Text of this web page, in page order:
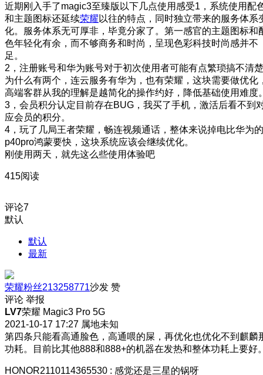
近期刚入手了magic3至臻版以下几点使用感受1，系统使用配
和主题图标还延续荣耀 以往的特点，同时独立带来的服务体系
化。服务体系无可厚非，毕竟分家了。第一感官的主题图标和
色年轻化有余，而不够商务和时尚，呈现色彩科技时尚感并不
足。
2，注册账号和华为账号对于初次使用者可能有点繁琐搞不清楚
为什么有两个，连云服务有华为，也有荣耀，这块需要做优化
高端客群从我的理解是越简化的操作约好，降低基础使用难度
3，会员积分认定目前存在BUG，我买了手机，激活后看不到
应会员的积分。
4，玩了几局王者荣耀，畅连视频通话，整体来说掉电比华为的
p40pro鸿蒙要快，这块系统应该会继续优化。
刚使用两天，就先这么些使用体验吧
415阅读
评论7
默认
默认
最新
荣耀粉丝213258771沙发 赞
评论 举报
LV7荣耀 Magic3 Pro 5G
2021-10-17 17:27 属地未知
第四条只能看高通脸色，高通喂的屎，再优化也优化不到麒麟
功耗。目前比其他888和888+的机器在发热和整体功耗上要好
HONOR2110114365530 : 感觉还是三星的锅呀